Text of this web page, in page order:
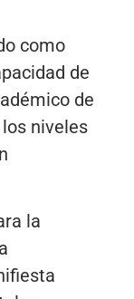
como
de
de
niveles
la